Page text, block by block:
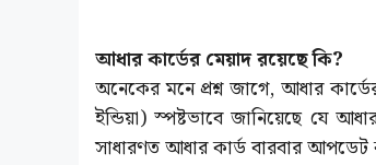
আধার কার্ডের মেয়াদ রয়েছে কি?
অনেকের মনে প্রশ্ন জাগে, আধার
ইন্ডিয়া) স্পষ্টভাবে জানিয়েছে যে
সাধারণত আধার কার্ড বারবার আপডেট